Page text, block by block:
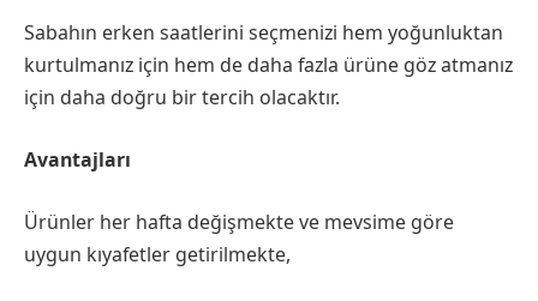
Sabahın erken saatlerini seçmenizi hem yoğunluktan
kurtulmanız için hem de daha fazla ürüne göz atmanız
için daha doğru bir tercih olacaktır.
Avantajları
Ürünler her hafta değişmekte ve mevsime göre
uygun kıyafetler getirilmekte,